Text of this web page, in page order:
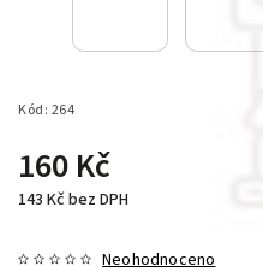
Kód: 264
160 Kč
143 Kč bez DPH
Neohodnoceno